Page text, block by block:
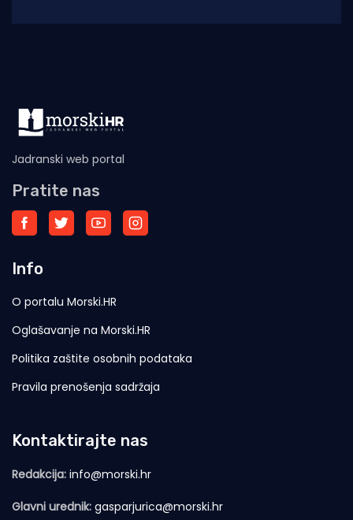
Jadranski web portal
Pratite nas
Info
O portalu Morski.HR
Oglašavanje na Morski.HR
Politika zaštite osobnih podataka
Pravila prenošenja sadržaja
Kontaktirajte nas
Redakcija: info@morski.hr
Glavni urednik: gasparjurica@morski.hr